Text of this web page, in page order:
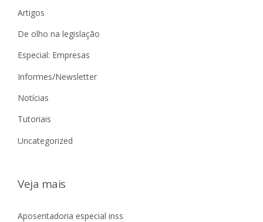
Artigos
De olho na legislação
Especial: Empresas
Informes/Newsletter
Notícias
Tutoriais
Uncategorized
Veja mais
Aposentadoria especial inss